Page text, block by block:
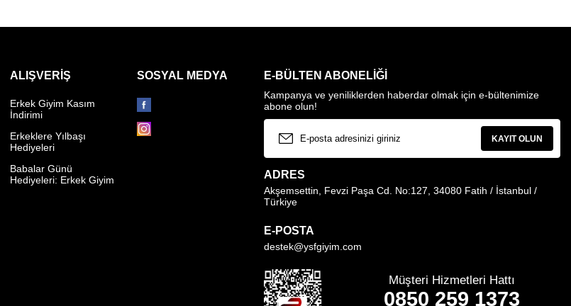
ALIŞVERIŞ
Erkek Giyim Kasım
İndirimi
Erkeklere Yılbaşı
Hediyeleri
Babalar Günü
Hediyeleri: Erkek Giyim
SOSYAL MEDYA E-BÜLTEN ABONELIĞI
Kampanya ve yeniliklerden haberdar olmak için e-bültenimize
abone olun!
KAYIT OLUN
ADRES
Akşemsettin, Fevzi Paşa Cd. No:127, 34080 Fatih / İstanbul /
Türkiye
E-POSTA
destek@ysfgiyim.com
Müşteri Hizmetleri Hattı
0850 259 1373